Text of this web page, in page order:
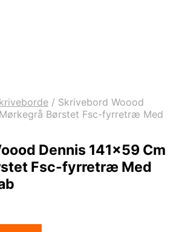
/ Skrivebord Woood
Børstet Fsc-fyrretræ Med
Dennis 141×59 Cm
Fsc-fyrretræ Med